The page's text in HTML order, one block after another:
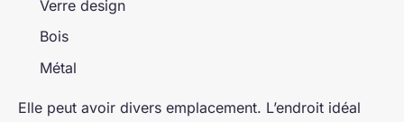
Verre design
Bois
Métal
Elle peut avoir divers emplacement. L’endroit idéal